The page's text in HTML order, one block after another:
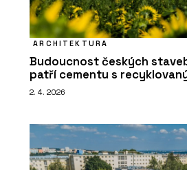
ARCHITEKTURA
Budoucnost českých
patří cementu s
2. 4. 2026